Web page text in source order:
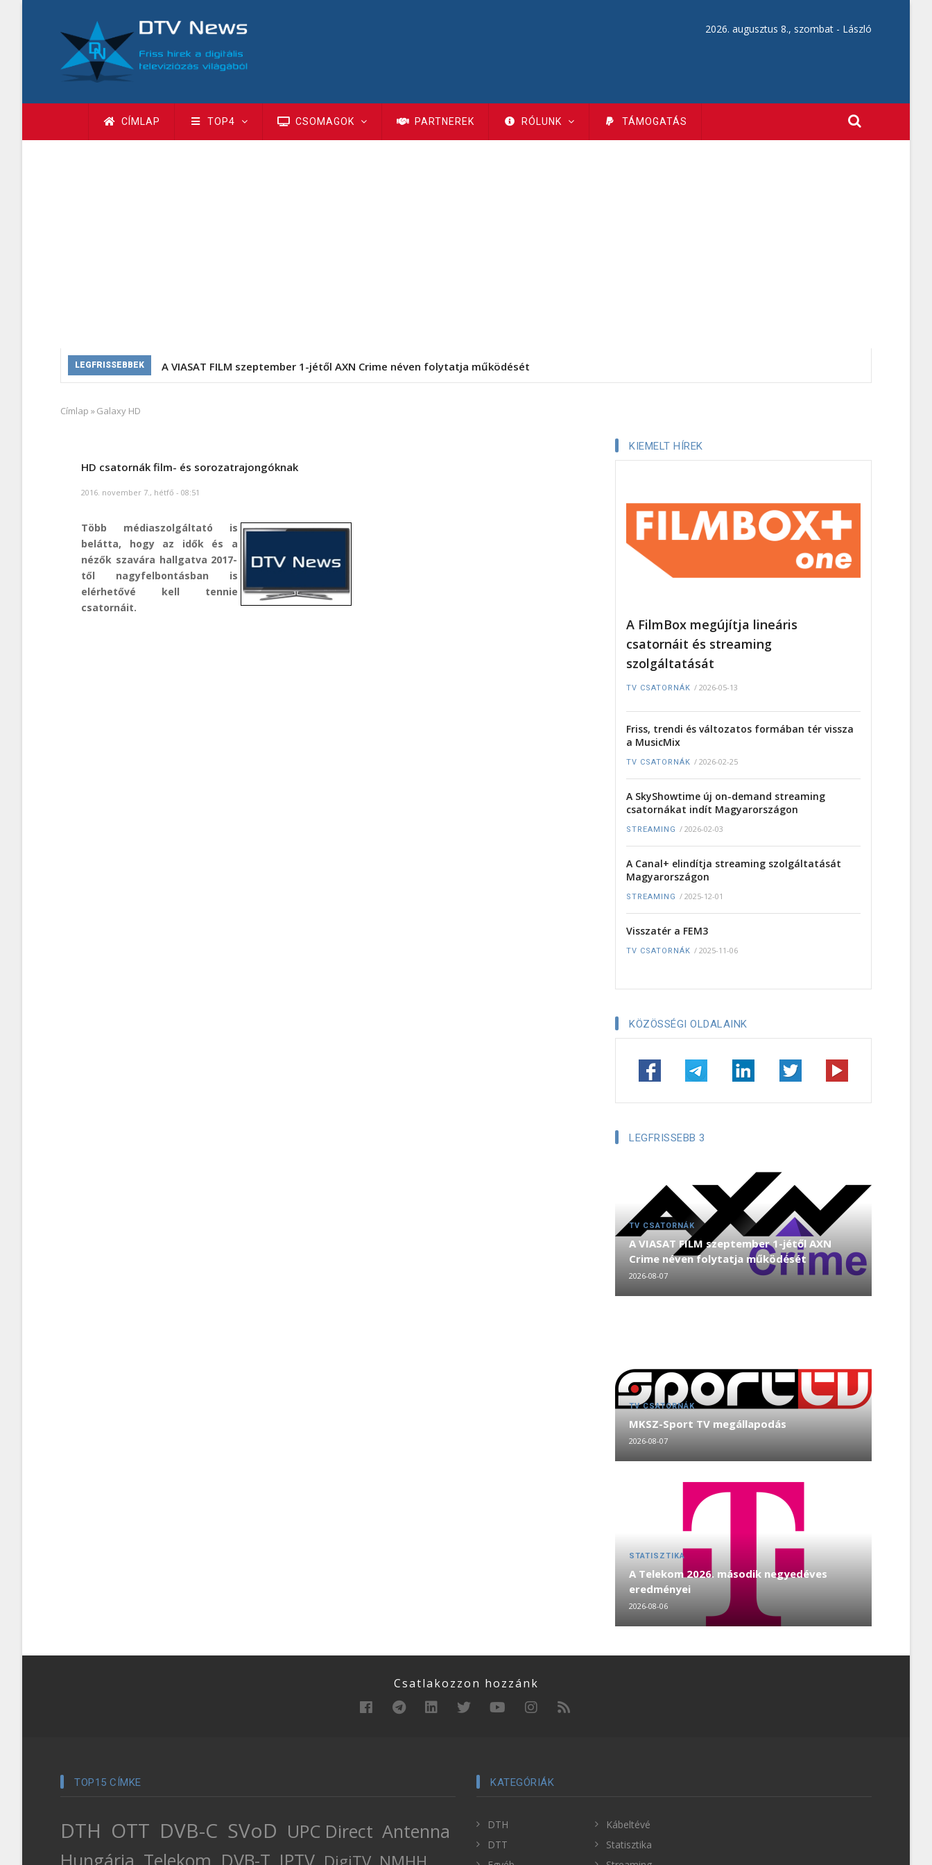
tartalomra
2026. augusztus 8., szombat - László
Fő
navigáció
CÍMLAP TOP4 CSOMAGOK PARTNEREK RÓLUNK TÁMOGATÁS
LEGFRISSEBBEK A VIASAT FILM szeptember 1-jétől AXN Crime néven folytatja működését
Morzsa
Címlap »Galaxy HD
HD csatornák film- és sorozatrajongóknak
2016. november 7., hétfő - 08:51
Több médiaszolgáltató is
belátta, hogy az idők és a
nézők szavára hallgatva 2017-
től nagyfelbontásban is
elérhetővé kell tennie
csatornáit.
KIEMELT HÍREK
A FilmBox megújítja lineáris
csatornáit és streaming
szolgáltatását
TV CSATORNÁK / 2026-05-13
Friss, trendi és változatos formában tér vissza
a MusicMix
TV CSATORNÁK / 2026-02-25
A SkyShowtime új on-demand streaming
csatornákat indít Magyarországon
STREAMING / 2026-02-03
A Canal+ elindítja streaming szolgáltatását
Magyarországon
STREAMING / 2025-12-01
Visszatér a FEM3
TV CSATORNÁK / 2025-11-06
KÖZÖSSÉGI OLDALAINK
LEGFRISSEBB 3
TV CSATORNÁK
A VIASAT FILM szeptember 1-jétől AXN
Crime néven folytatja működését
2026-08-07
TV CSATORNÁK
MKSZ-Sport TV megállapodás
2026-08-07
STATISZTIKA
A Telekom 2026. második negyedéves
eredményei
2026-08-06
Csatlakozzon hozzánk
TOP15 CÍMKE
DTH OTT DVB-C SVoD UPC Direct Antenna
KATEGÓRIÁK
DTH
DTT
Kábeltévé
Statisztika